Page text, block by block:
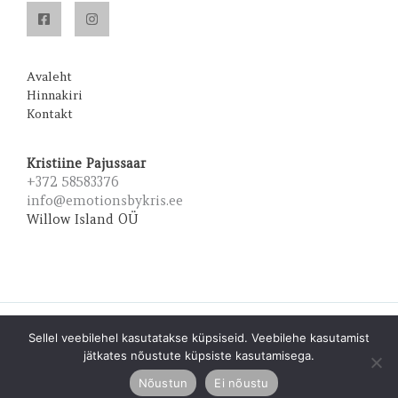
Avaleht
Hinnakiri
Kontakt
Kristiine Pajussaar
+372 58583376
info@emotionsbykris.ee
Willow Island OÜ
Copyright © 2026 Emotions by Kris | Powered by Emotions
by Kris
Sellel veebilehel kasutatakse küpsiseid. Veebilehe kasutamist
jätkates nõustute küpsiste kasutamisega.
Nõustun
Ei nõustu